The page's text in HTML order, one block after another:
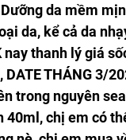
da mềm
da, kể cả da
thanh lý giá
THÁNG 3/
trong nguyên
40ml, chị em có